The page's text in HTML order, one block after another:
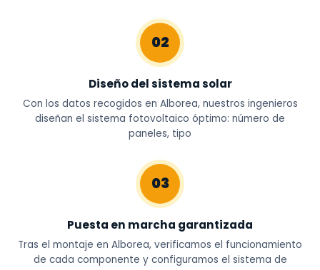
02
Diseño del sistema solar
Con los datos recogidos en Alborea, nuestros ingenieros
diseñan el sistema fotovoltaico óptimo: número de
paneles, tipo
03
Puesta en marcha garantizada
Tras el montaje en Alborea, verificamos el funcionamiento
de cada componente y configuramos el sistema de